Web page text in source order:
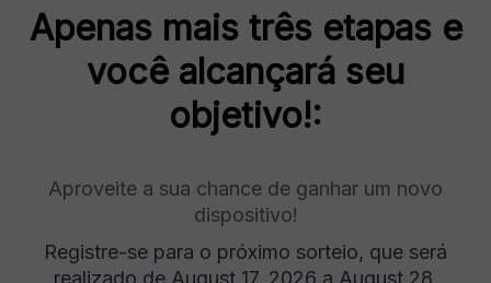
Apenas mais três etapas e
você alcançará seu
objetivo!:
Aproveite a sua chance de ganhar um novo
dispositivo!
Registre-se para o próximo sorteio, que será
realizado de August 17, 2026 a August 28,